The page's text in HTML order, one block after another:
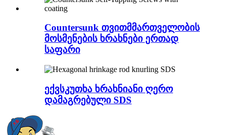
Countersunk თვითმმართველობის
მოსმენების ხრახნები ერთად
საფარი
ექვსკუთხა ხრახნიანი ღერო
დამაგრებული SDS